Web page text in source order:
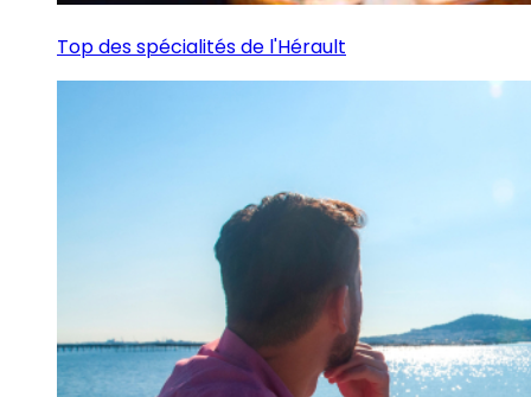
Top des spécialités de l'Hérault